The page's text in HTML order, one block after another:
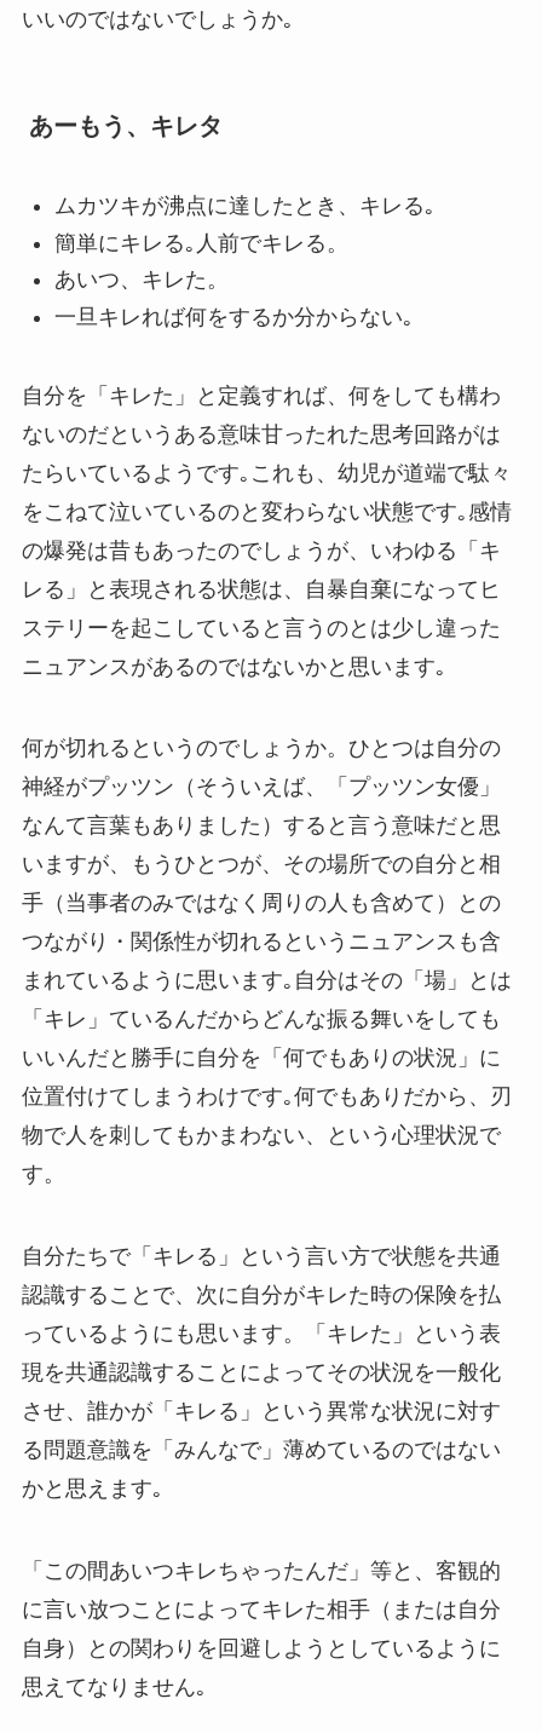
いいのではないでしょうか｡
あーもう、キレタ
ムカツキが沸点に達したとき、キレる｡
簡単にキレる｡人前でキレる。
あいつ、キレた。
一旦キレれば何をするか分からない｡
自分を「キレた」と定義すれば、何をしても構わ
ないのだというある意味甘ったれた思考回路がは
たらいているようです｡これも、幼児が道端で駄々
をこねて泣いているのと変わらない状態です｡感情
の爆発は昔もあったのでしょうが、いわゆる「キ
レる」と表現される状態は、自暴自棄になってヒ
ステリーを起こしていると言うのとは少し違った
ニュアンスがあるのではないかと思います｡
何が切れるというのでしょうか。ひとつは自分の
神経がプッツン（そういえば、「プッツン女優」
なんて言葉もありました）すると言う意味だと思
いますが、もうひとつが、その場所での自分と相
手（当事者のみではなく周りの人も含めて）との
つながり・関係性が切れるというニュアンスも含
まれているように思います｡自分はその「場」とは
「キレ」ているんだからどんな振る舞いをしても
いいんだと勝手に自分を「何でもありの状況」に
位置付けてしまうわけです｡何でもありだから、刃
物で人を刺してもかまわない、という心理状況で
す。
自分たちで「キレる」という言い方で状態を共通
認識することで、次に自分がキレた時の保険を払
っているようにも思います。「キレた」という表
現を共通認識することによってその状況を一般化
させ、誰かが「キレる」という異常な状況に対す
る問題意識を「みんなで」薄めているのではない
かと思えます｡
「この間あいつキレちゃったんだ」等と、客観的
に言い放つことによってキレた相手（または自分
自身）との関わりを回避しようとしているように
思えてなりません｡